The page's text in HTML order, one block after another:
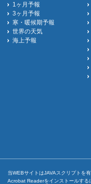
1ヶ月予報
3ヶ月予報
寒・暖候期予報
世界の天気
海上予報
当WEBサイトはJAVAスクリプトを
Acrobat Readerをインストールする